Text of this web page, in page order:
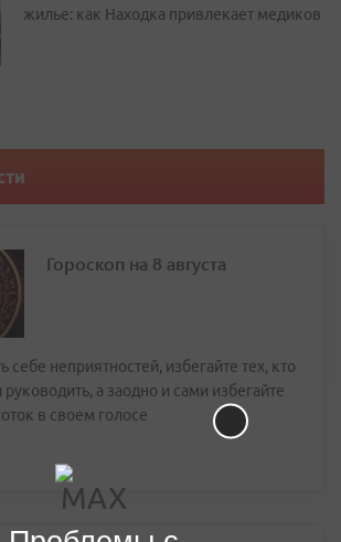
жилье: как Находка привлекает медиков
Гороскоп на 8 августа
себе неприятностей, избегайте тех, кто
руководить, а заодно и сами избегайте
в своем голосе